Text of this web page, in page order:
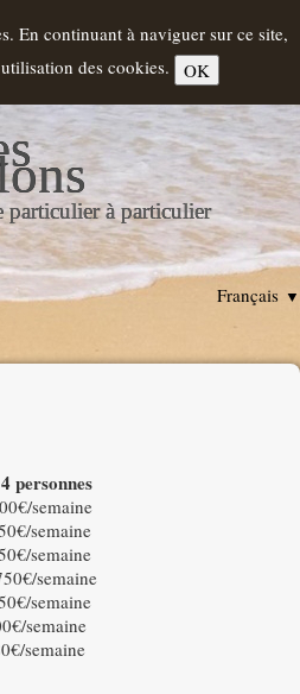
En continuant à naviguer sur ce site,
des cookies.
OK
particulier à particulier
Français ▼
4 personnes
semaine
semaine
750€/semaine
semaine
280€/semaine